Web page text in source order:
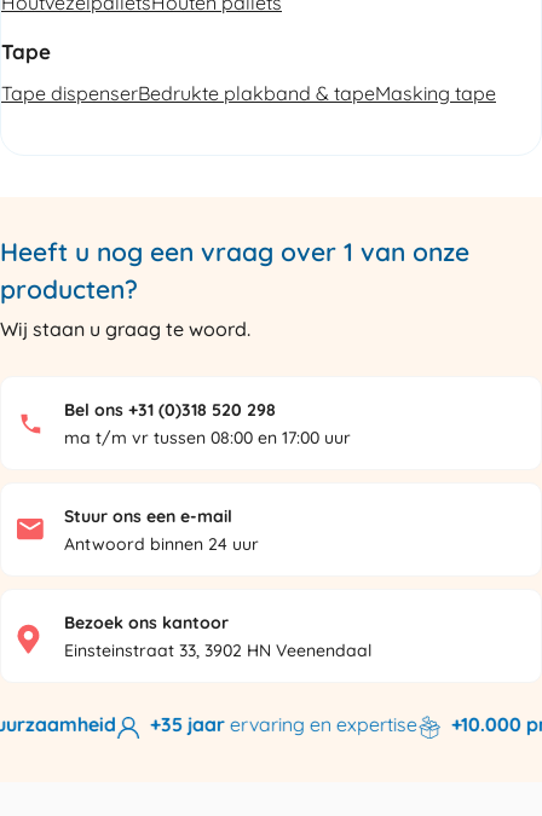
Tape
Tape dispenserBedrukte plakband & tapeMasking tape
Heeft u nog een vraag over 1 van onze
producten?
Wij staan u graag te woord.
Bel ons +31 (0)318 520 298
ma t/m vr tussen 08:00 en 17:00 uur
Stuur ons een e-mail
Antwoord binnen 24 uur
Bezoek ons kantoor
Einsteinstraat 33, 3902 HN Veenendaal
+35 jaarervaring en expertise +10.000